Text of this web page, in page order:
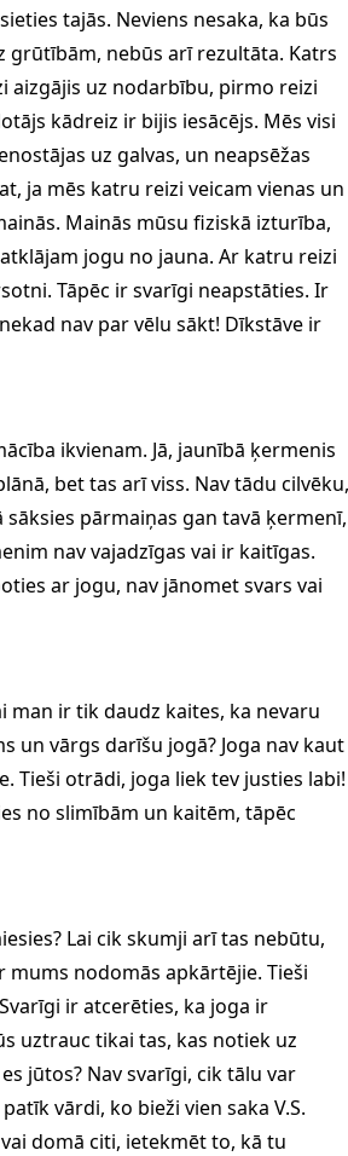
tajās. Neviens nesaka, ka būs
grūtībām, nebūs arī rezultāta. Katrs
aizgājis uz nodarbību, pirmo reizi
kādreiz ir bijis iesācējs. Mēs visi
uz galvas, un neapsēžas
ja mēs katru reizi veicam vienas un
Mainās mūsu fiziskā izturība,
jogu no jauna. Ar katru reizi
Tāpēc ir svarīgi neapstāties. Ir
nav par vēlu sākt! Dīkstāve ir
ikvienam. Jā, jaunībā ķermenis
bet tas arī viss. Nav tādu cilvēku,
pārmaiņas gan tavā ķermenī,
nav vajadzīgas vai ir kaitīgas.
ar jogu, nav jānomet svars vai
man ir tik daudz kaites, ka nevaru
un vārgs darīšu jogā? Joga nav kaut
Tieši otrādi, joga liek tev justies labi!
no slimībām un kaitēm, tāpēc
Lai cik skumji arī tas nebūtu,
nodomās apkārtējie. Tieši
ir atcerēties, ka joga ir
uztrauc tikai tas, kas notiek uz
jūtos? Nav svarīgi, cik tālu var
vārdi, ko bieži vien saka V.S.
domā citi, ietekmēt to, kā tu